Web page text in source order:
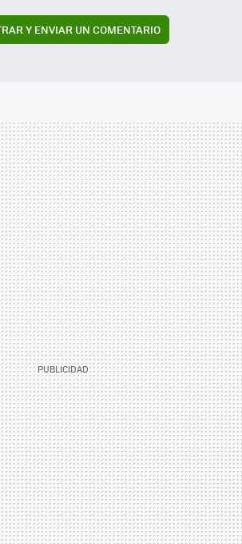
Y ENVIAR UN COMENTARIO